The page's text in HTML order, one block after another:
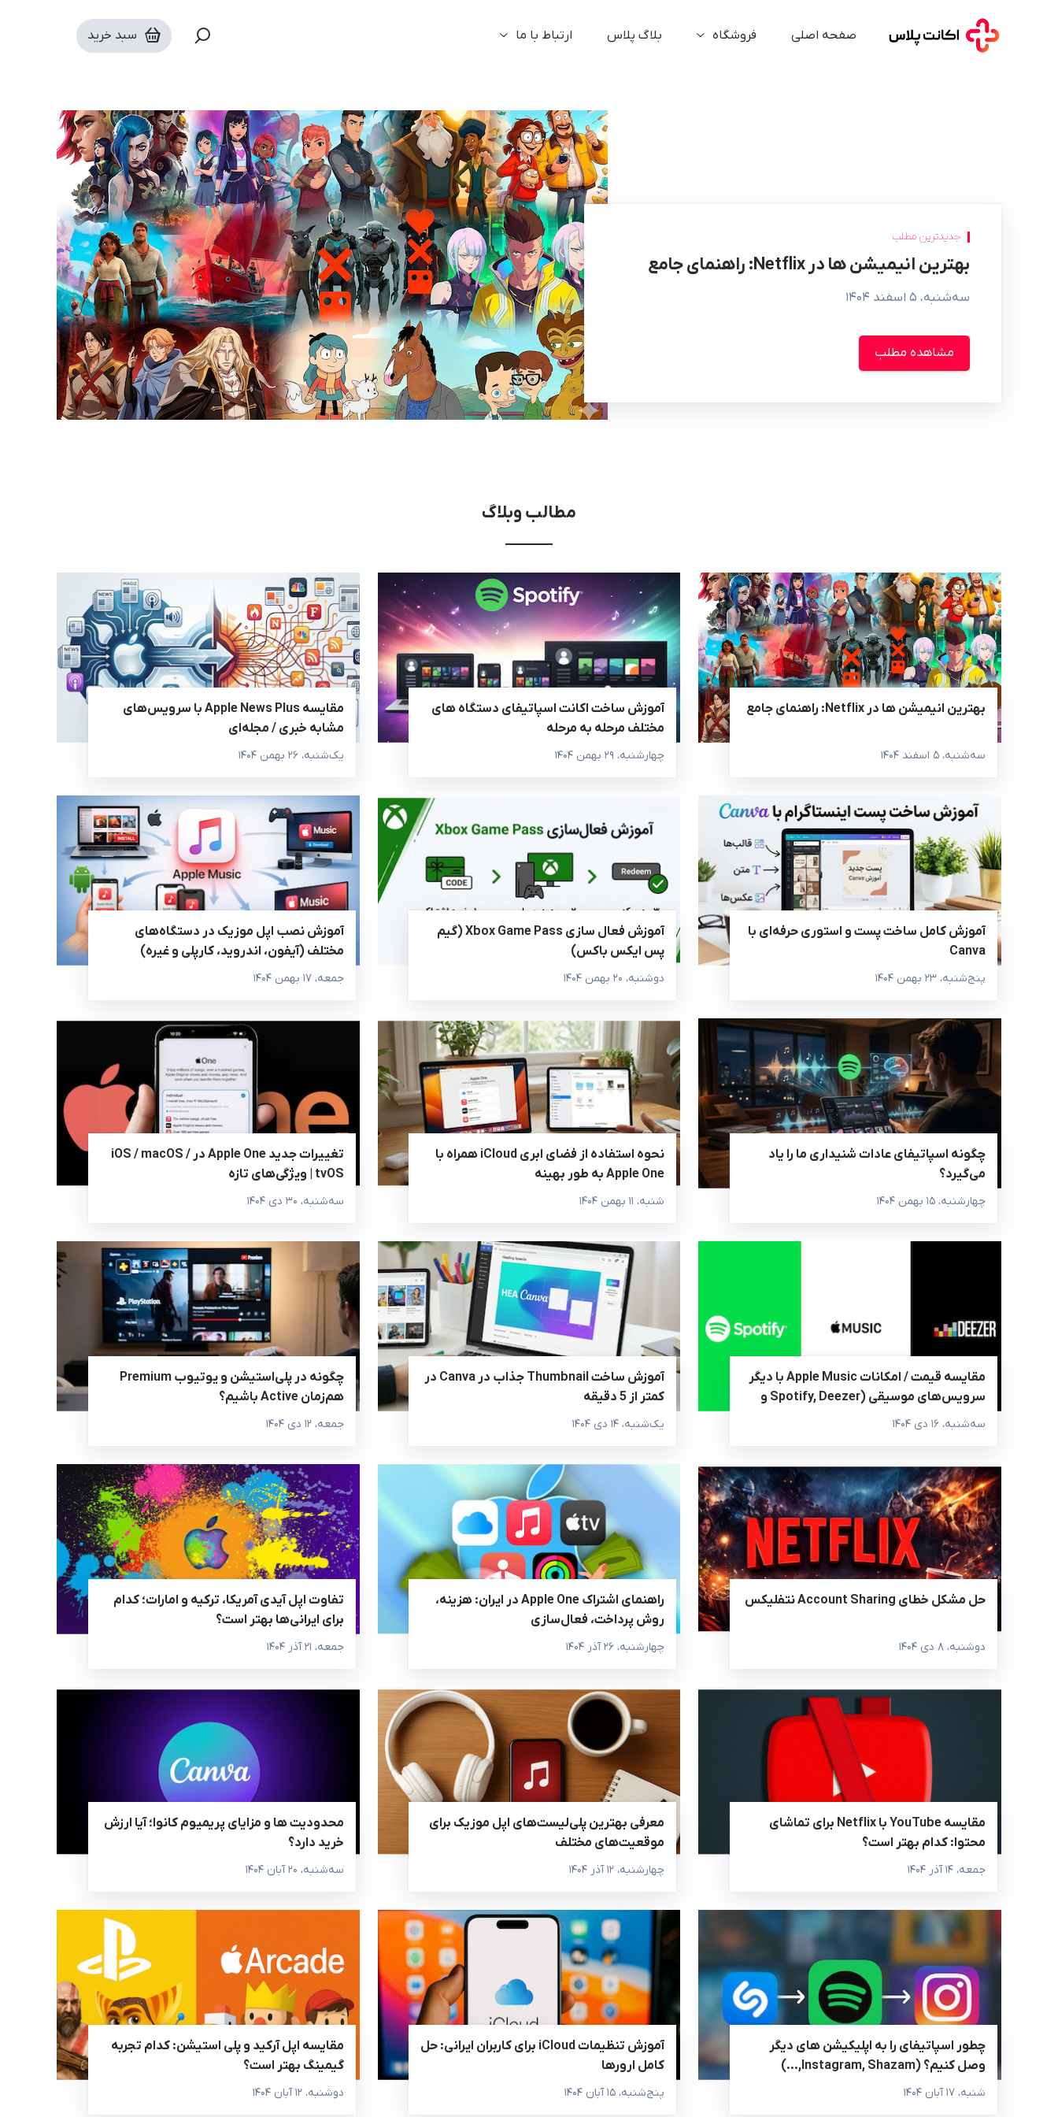
صفحه اصلی فروشگاه بلاگ پلاس ارتباط با ما سبد خرید
جدیدترین مطلب
بهترین انیمیشن‌ ها در Netflix: راهنمای جامع
سه‌شنبه، ۵ اسفند ۱۴۰۴
مشاهده مطلب
مطالب وبلاگ
بهترین انیمیشن‌ ها در Netflix: راهنمای جامع
سه‌شنبه، ۵ اسفند ۱۴۰۴
آموزش ساخت اکانت اسپاتیفای دستگاه های
مختلف مرحله به مرحله
چهارشنبه، ۲۹ بهمن ۱۴۰۴
مقایسه Apple News Plus با سرویس‌های
مشابه خبری / مجله‌ای
یک‌شنبه، ۲۶ بهمن ۱۴۰۴
آموزش کامل ساخت پست و استوری حرفه‌ای با
Canva
پنج‌شنبه، ۲۳ بهمن ۱۴۰۴
آموزش فعال‌ سازی Xbox Game Pass (گیم
پس ایکس باکس)
دوشنبه، ۲۰ بهمن ۱۴۰۴
آموزش نصب اپل موزیک در دستگاه‌های
مختلف (آیفون، اندروید، کارپلی و غیره)
جمعه، ۱۷ بهمن ۱۴۰۴
چگونه اسپاتیفای عادات شنیداری ما را یاد
می‌گیرد؟
چهارشنبه، ۱۵ بهمن ۱۴۰۴
نحوه استفاده از فضای ابری iCloud همراه با
Apple One به طور بهینه
شنبه، ۱۱ بهمن ۱۴۰۴
تغییرات جدید Apple One در iOS / macOS /
tvOS | ویژگی‌های تازه
سه‌شنبه، ۳۰ دی ۱۴۰۴
مقایسه قیمت / امکانات Apple Music با دیگر
سرویس‌های موسیقی (Spotify, Deezer و
غیره(
سه‌شنبه، ۱۶ دی ۱۴۰۴
آموزش ساخت Thumbnail جذاب در Canva در
کمتر از 5 دقیقه
یک‌شنبه، ۱۴ دی ۱۴۰۴
چگونه در پلی‌استیشن و یوتیوب Premium
هم‌زمان Active باشیم؟
جمعه، ۱۲ دی ۱۴۰۴
حل مشکل خطای Account Sharing نتفلیکس
دوشنبه، ۸ دی ۱۴۰۴
راهنمای اشتراک Apple One در ایران: هزینه،
روش پرداخت، فعال‌سازی
چهارشنبه، ۲۶ آذر ۱۴۰۴
تفاوت اپل آیدی آمریکا، ترکیه و امارات؛ کدام
برای ایرانی‌ها بهتر است؟
جمعه، ۲۱ آذر ۱۴۰۴
مقایسه YouTube با Netflix برای تماشای
محتوا: کدام بهتر است؟
جمعه، ۱۴ آذر ۱۴۰۴
معرفی بهترین پلی‌لیست‌های اپل موزیک برای
موقعیت‌های مختلف
چهارشنبه، ۱۲ آذر ۱۴۰۴
محدودیت ها و مزایای پریمیوم کانوا؛ آیا ارزش
خرید دارد؟
سه‌شنبه، ۲۰ آبان ۱۴۰۴
چطور اسپاتیفای را به اپلیکیشن‌ های دیگر
وصل کنیم؟ (Instagram, Shazam,…)
شنبه، ۱۷ آبان ۱۴۰۴
آموزش تنظیمات iCloud برای کاربران ایرانی: حل
کامل ارورها
پنج‌شنبه، ۱۵ آبان ۱۴۰۴
مقایسه اپل آرکید و پلی استیشن: کدام تجربه
گیمینگ بهتر است؟
دوشنبه، ۱۲ آبان ۱۴۰۴